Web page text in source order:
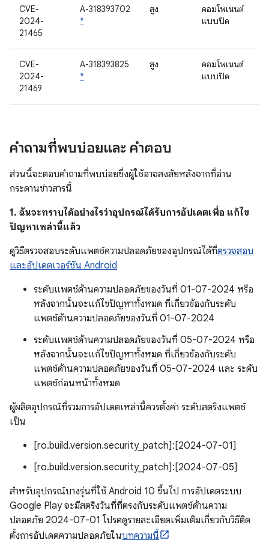
CVE-
2024-
21465
A-318393702
*
สูง
คอมโพเนนต์
แบบปิด
CVE-
2024-
21469
A-318393825
*
สูง
คอมโพเนนต์
แบบปิด
คำถามที่พบบ่อยและ คำตอบ
ส่วนนี้จะตอบคำถามที่พบบ่อยซึ่งผู้ใช้อาจสงสัยหลังจากที่อ่าน
กระดานข่าวสารนี้
1. ฉันจะทราบได้อย่างไรว่าอุปกรณ์ได้รับการอัปเดตเพื่อ แก้ไข
ปัญหาเหล่านี้แล้ว
ดูวิธีตรวจสอบระดับแพตช์ความปลอดภัยของอุปกรณ์ได้ที่ตรวจสอบ
และอัปเดตเวอร์ชัน Android
ระดับแพตช์ด้านความปลอดภัยของวันที่ 01-07-2024 หรือ
หลังจากนั้นจะแก้ไขปัญหาทั้งหมด ที่เกี่ยวข้องกับระดับ
แพตช์ด้านความปลอดภัยของวันที่ 01-07-2024
ระดับแพตช์ด้านความปลอดภัยของวันที่ 05-07-2024 หรือ
หลังจากนั้นจะแก้ไขปัญหาทั้งหมด ที่เกี่ยวข้องกับระดับ
แพตช์ด้านความปลอดภัยของวันที่ 05-07-2024 และ ระดับ
แพตช์ก่อนหน้าทั้งหมด
ผู้ผลิตอุปกรณ์ที่รวมการอัปเดตเหล่านี้ควรตั้งค่า ระดับสตริงแพตช์
เป็น
[ro.build.version.security_patch]:[2024-07-01]
[ro.build.version.security_patch]:[2024-07-05]
สำหรับอุปกรณ์บางรุ่นที่ใช้ Android 10 ขึ้นไป การอัปเดตระบบ
Google Play จะมีสตริงวันที่ที่ตรงกับระดับแพตช์ด้านความ
ปลอดภัย 2024-07-01 โปรดดูรายละเอียดเพิ่มเติมเกี่ยวกับวิธีติด
ตั้งการอัปเดตความปลอดภัยในบทความนี้